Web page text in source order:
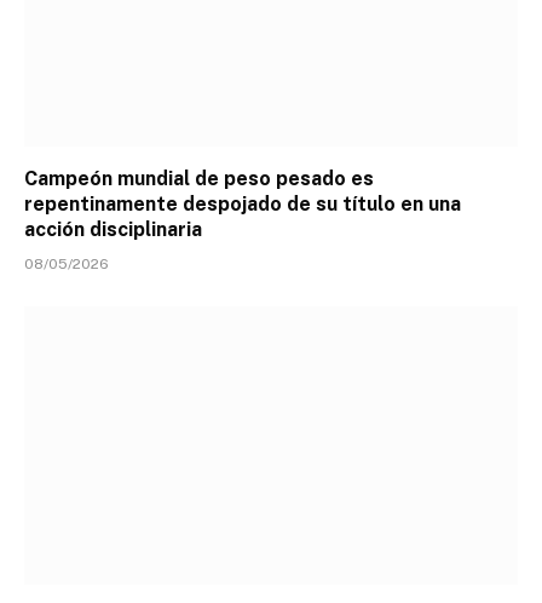
Campeón mundial de peso pesado es
repentinamente despojado de su título en una
acción disciplinaria
08/05/2026